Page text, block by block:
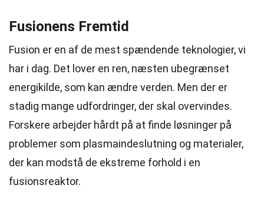
Fusionens Fremtid
Fusion er en af de mest spændende teknologier, vi
har i dag. Det lover en ren, næsten ubegrænset
energikilde, som kan ændre verden. Men der er
stadig mange udfordringer, der skal overvindes.
Forskere arbejder hårdt på at finde løsninger på
problemer som plasmaindeslutning og materialer,
der kan modstå de ekstreme forhold i en
fusionsreaktor.